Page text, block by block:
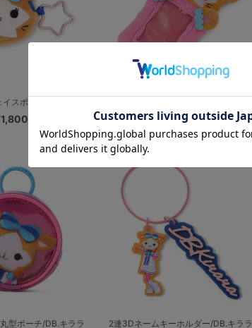
スポーチ/DB.キララ
¥1,800
型ポーチ/DB.キララ 2連3Dネームキーホルダー/DB.キララ